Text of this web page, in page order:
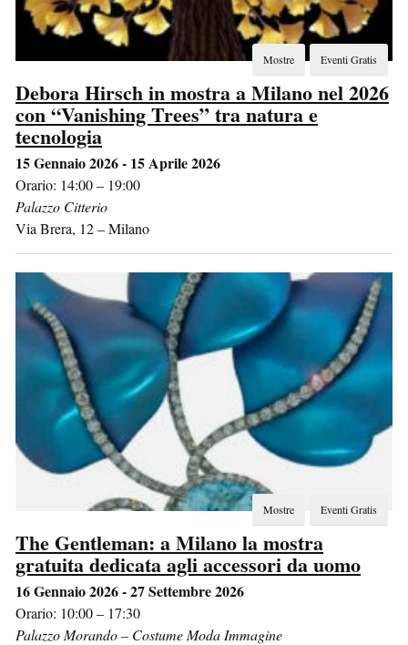
Eventi Gratis
Mostre
Debora Hirsch in mostra a Milano nel 2026
con “Vanishing Trees” tra natura e
tecnologia
15 Gennaio 2026 - 15 Aprile 2026
Orario: 14:00 – 19:00
Palazzo Citterio
Via Brera, 12–Milano
Eventi Gratis
Mostre
The Gentleman: a Milano la mostra
gratuita dedicata agli accessori da uomo
16 Gennaio 2026 - 27 Settembre 2026
Orario: 10:00 – 17:30
Palazzo Morando – Costume Moda Immagine